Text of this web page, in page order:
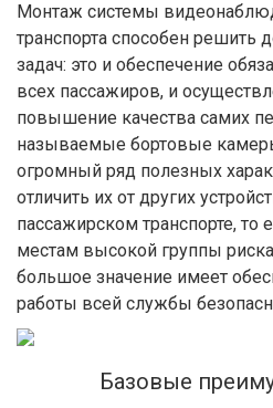
Монтаж системы
транспорта способен решить
задач: это и обеспечение
всех пассажиров, и
повышение качества самих
называемые бортовые
огромный ряд полезных
отличить их от других
пассажирском транспорте, то
местам высокой группы
большое значение имеет
работы всей службы
Базовые